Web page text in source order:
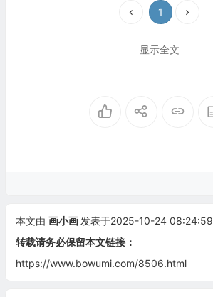
1
显示全文
本文由 画小画 发表于2025-10-24 08:24:59
转载请务必保留本文链接：
https://www.bowumi.com/8506.html